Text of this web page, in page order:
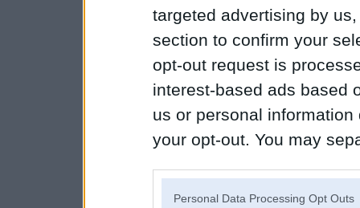
targeted advertising by
section to confirm your
opt-out request is
interest-based ads based
us or personal
your opt-out. You may
Personal Data Processing Opt Outs